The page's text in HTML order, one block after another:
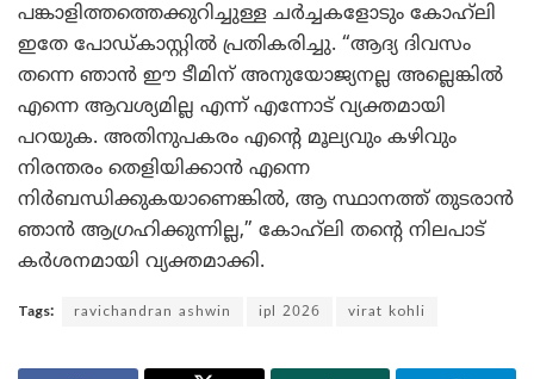
പങ്കാളിത്തത്തെക്കുറിച്ചുള്ള ചർച്ചകളോടും കോഹ്‌ലി
ഇതേ പോഡ്‌കാസ്റ്റിൽ പ്രതികരിച്ചു. “ആദ്യ ദിവസം
തന്നെ ഞാൻ ഈ ടീമിന് അനുയോജ്യനല്ല അല്ലെങ്കിൽ
എന്നെ ആവശ്യമില്ല എന്ന് എന്നോട് വ്യക്തമായി
പറയുക. അതിനുപകരം എന്റെ മൂല്യവും കഴിവും
നിരന്തരം തെളിയിക്കാൻ എന്നെ
നിർബന്ധിക്കുകയാണെങ്കിൽ, ആ സ്ഥാനത്ത് തുടരാൻ
ഞാൻ ആഗ്രഹിക്കുന്നില്ല,” കോഹ്‌ലി തന്റെ നിലപാട്
കർശനമായി വ്യക്തമാക്കി.
Tags: ravichandran ashwin ipl 2026 virat kohli